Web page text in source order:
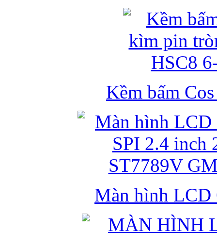
Kềm bấm
Màn hình LCD